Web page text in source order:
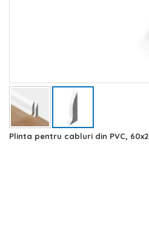
Skip
Plinta pentru cabluri din PVC,